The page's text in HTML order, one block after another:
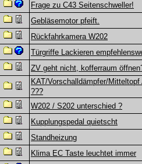
Frage zu C43 Seitenschweller!
Gebläsemotor pfeift.
Rückfahrkamera W202
Türgriffe Lackieren
ZV geht nicht, kofferraum
KAT/Vorschalldämpfer/Mitteltopf
???
W202 / S202 unterschied ?
Kupplungspedal quietscht
Standheizung
Klima EC Taste leuchtet immer